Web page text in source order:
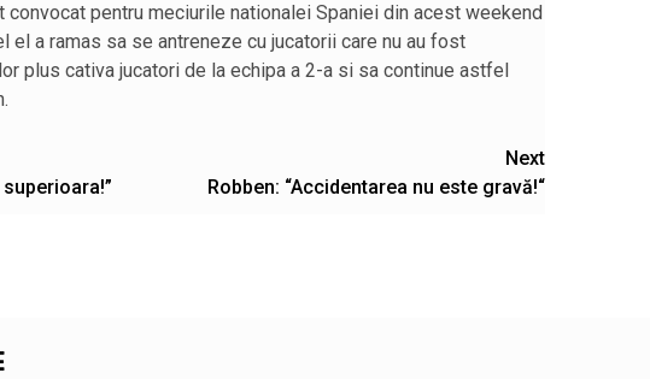
convocat pentru meciurile nationalei Spaniei din acest weekend
el a ramas sa se antreneze cu jucatorii care nu au fost
plus cativa jucatori de la echipa a 2-a si sa continue astfel
Next
Robben: “Accidentarea nu este gravă!“